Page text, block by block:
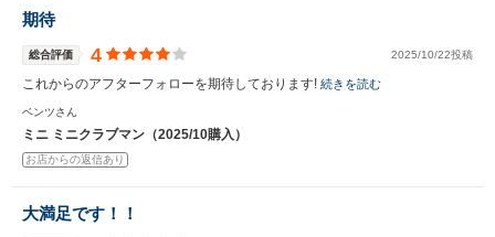
期待
総合評価 4 2025/10/22投稿
これからのアフターフォローを期待しております! 続きを読む
ベンツさん
ミニ ミニクラブマン（2025/10購入）
お店からの返信あり
大満足です！！